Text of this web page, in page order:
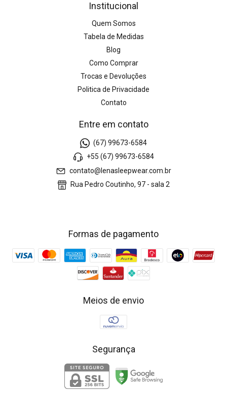
Institucional
Quem Somos
Tabela de Medidas
Blog
Como Comprar
Trocas e Devoluções
Politica de Privacidade
Contato
Entre em contato
(67) 99673-6584
+55 (67) 99673-6584
contato@lenasleepwear.com.br
Rua Pedro Coutinho, 97 - sala 2
Formas de pagamento
Meios de envio
Segurança